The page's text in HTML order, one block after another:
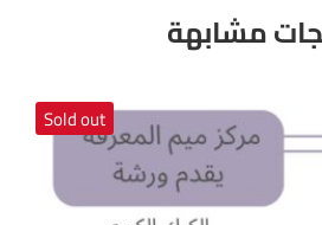
مشابهة
Sold out